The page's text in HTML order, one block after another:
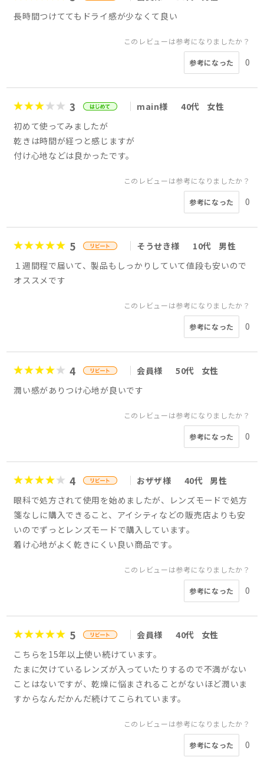
長時間つけててもドライ感が少なくて良い
このレビューは参考になりましたか？
参考になった 0
3 main様 40代
女性
初めて使ってみましたが
乾きは時間が経つと感じますが
付け心地などは良かったです。
このレビューは参考になりましたか？
参考になった 0
5 そうせき様 10代
男性
１週間程で届いて、製品もしっかりしていて値段も安いので
オススメです
このレビューは参考になりましたか？
参考になった 0
4 会員様 50代
女性
潤い感がありつけ心地が良いです
このレビューは参考になりましたか？
参考になった 0
4 おザザ様 40代
男性
眼科で処方されて使用を始めましたが、レンズモードで処方
箋なしに購入できること、アイシティなどの販売店よりも安
いのでずっとレンズモードで購入しています。
着け心地がよく乾きにくい良い商品です。
このレビューは参考になりましたか？
参考になった 0
5 会員様 40代
女性
こちらを15年以上使い続けています。
たまに欠けているレンズが入っていたりするので不満がない
ことはないですが、乾燥に悩まされることがないほど潤いま
すからなんだかんだ続けてこられています。
このレビューは参考になりましたか？
参考になった 0